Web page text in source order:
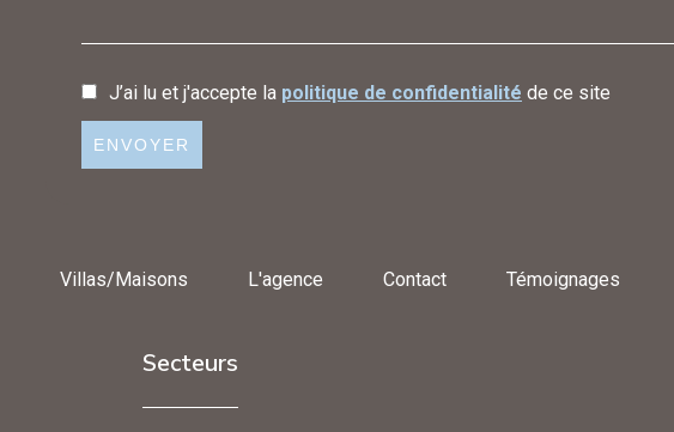
J’ai lu et j'accepte la politique de confidentialité de ce site
ENVOYER
Villas/Maisons L'agence Contact Témoignages
Secteurs